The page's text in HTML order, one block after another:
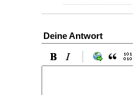
Deine Antwort